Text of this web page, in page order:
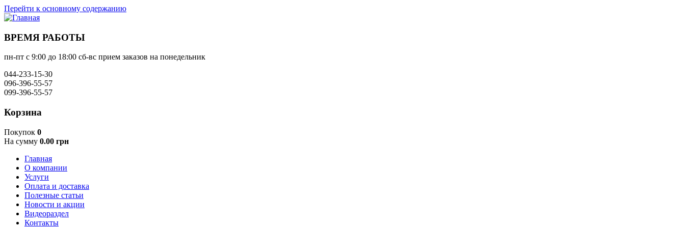
Перейти к основному содержанию
ВРЕМЯ РАБОТЫ
пн-пт с 9:00 до 18:00 сб-вс прием заказов на понедельник
044-233-15-30
096-396-55-57
099-396-55-57
Корзина
Покупок 0
На сумму 0.00 грн
Главная
О компании
Услуги
Оплата и доставка
Полезные статьи
Новости и акции
Видеораздел
Контакты